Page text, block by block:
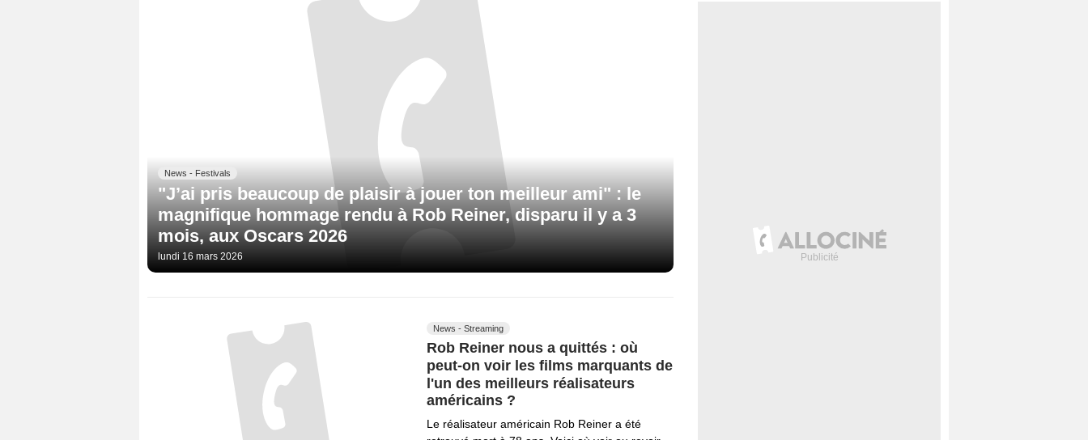
News - Festivals
"J’ai pris beaucoup de plaisir à jouer ton meilleur ami" : le
magnifique hommage rendu à Rob Reiner, disparu il y a 3
mois, aux Oscars 2026
lundi 16 mars 2026
News - Streaming
Rob Reiner nous a quittés : où
peut-on voir les films marquants de
l'un des meilleurs réalisateurs
américains ?
Le réalisateur américain Rob Reiner a été